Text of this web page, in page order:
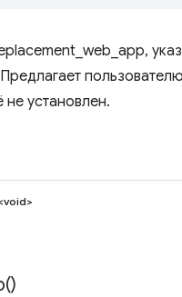
установлен.
)